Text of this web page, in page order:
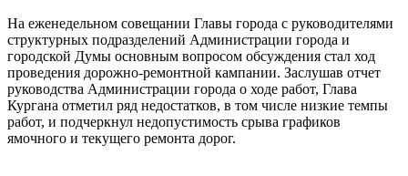
На еженедельном совещании Главы города с руководителями
структурных подразделений Администрации города и
городской Думы основным вопросом обсуждения стал ход
проведения дорожно-ремонтной кампании. Заслушав отчет
руководства Администрации города о ходе работ, Глава
Кургана отметил ряд недостатков, в том числе низкие темпы
работ, и подчеркнул недопустимость срыва графиков
ямочного и текущего ремонта дорог.